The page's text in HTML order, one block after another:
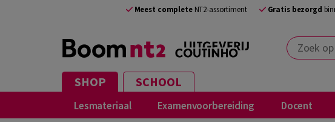
Meest completeNT2-assortiment Gratis bezorgd
Zoek op
SHOP SCHOOL
Lesmateriaal Examenvoorbereiding Docent